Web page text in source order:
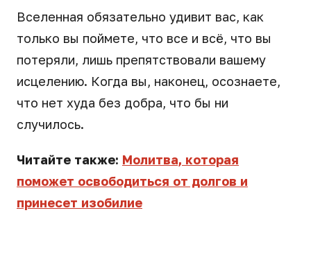
Вселенная обязательно удивит вас, как
только вы поймете, что все и всё, что вы
потеряли, лишь препятствовали вашему
исцелению. Когда вы, наконец, осознаете,
что нет худа без добра, что бы ни
случилось.
Читайте также: Молитва, которая
поможет освободиться от долгов и
принесет изобилие